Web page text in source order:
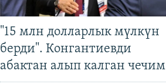
"15 млн долларлык мүлкүн
берди". Конгантиевди
абактан алып калган чечим